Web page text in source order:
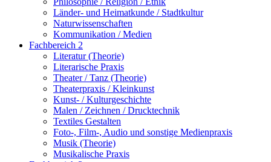
Länder- und Heimatkunde / Stadtkultur
Naturwissenschaften
Kommunikation / Medien
Fachbereich 2
Literatur (Theorie)
Literarische Praxis
Theater / Tanz (Theorie)
Theaterpraxis / Kleinkunst
Kunst- / Kulturgeschichte
Malen / Zeichnen / Drucktechnik
Textiles Gestalten
Foto-, Film-, Audio und sonstige Medienpraxis
Musik (Theorie)
Musikalische Praxis